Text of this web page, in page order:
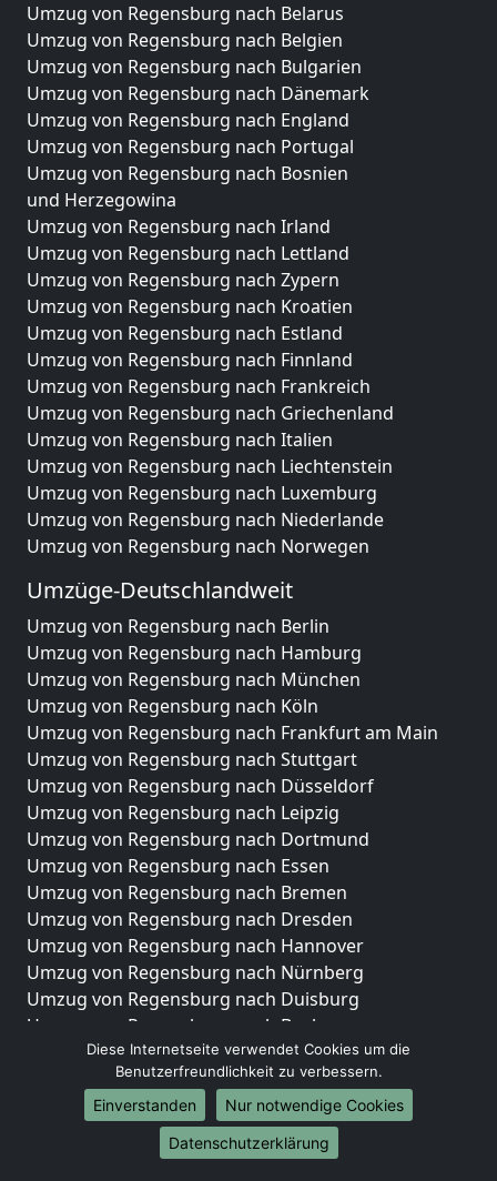
Umzug von Regensburg nach Belarus
Umzug von Regensburg nach Belgien
Umzug von Regensburg nach Bulgarien
Umzug von Regensburg nach Dänemark
Umzug von Regensburg nach England
Umzug von Regensburg nach Portugal
Umzug von Regensburg nach Bosnien
und Herzegowina
Umzug von Regensburg nach Irland
Umzug von Regensburg nach Lettland
Umzug von Regensburg nach Zypern
Umzug von Regensburg nach Kroatien
Umzug von Regensburg nach Estland
Umzug von Regensburg nach Finnland
Umzug von Regensburg nach Frankreich
Umzug von Regensburg nach Griechenland
Umzug von Regensburg nach Italien
Umzug von Regensburg nach Liechtenstein
Umzug von Regensburg nach Luxemburg
Umzug von Regensburg nach Niederlande
Umzug von Regensburg nach Norwegen
Umzüge-Deutschlandweit
Umzug von Regensburg nach Berlin
Umzug von Regensburg nach Hamburg
Umzug von Regensburg nach München
Umzug von Regensburg nach Köln
Umzug von Regensburg nach Frankfurt am Main
Umzug von Regensburg nach Stuttgart
Umzug von Regensburg nach Düsseldorf
Umzug von Regensburg nach Leipzig
Umzug von Regensburg nach Dortmund
Umzug von Regensburg nach Essen
Umzug von Regensburg nach Bremen
Umzug von Regensburg nach Dresden
Umzug von Regensburg nach Hannover
Umzug von Regensburg nach Nürnberg
Umzug von Regensburg nach Duisburg
Umzug von Regensburg nach Bochum
Umzug von Regensburg nach Wuppertal
Umzug von Regensburg nach Bielefeld
Umzug von Regensburg nach Bonn
Umzug von Regensburg nach Münster
Diese Internetseite verwendet Cookies um die
Benutzerfreundlichkeit zu verbessern.
Einverstanden
Nur notwendige Cookies
Datenschutzerklärung